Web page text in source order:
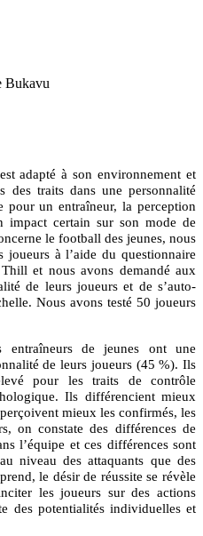
Bukavu
adapté à son environnement et
des traits dans une personnalité
pour un entraîneur, la perception
certain sur son mode de
le football des jeunes, nous
joueurs à l’aide du questionnaire
et nous avons demandé aux
de leurs joueurs et de s’auto-
Nous avons testé 50 joueurs
entraîneurs de jeunes ont une
de leurs joueurs (45 %). Ils
pour les traits de contrôle
Ils différencient mieux
mieux les confirmés, les
on constate des différences de
l’équipe et ces différences sont
niveau des attaquants que des
le désir de réussite se révèle
les joueurs sur des actions
des potentialités individuelles et